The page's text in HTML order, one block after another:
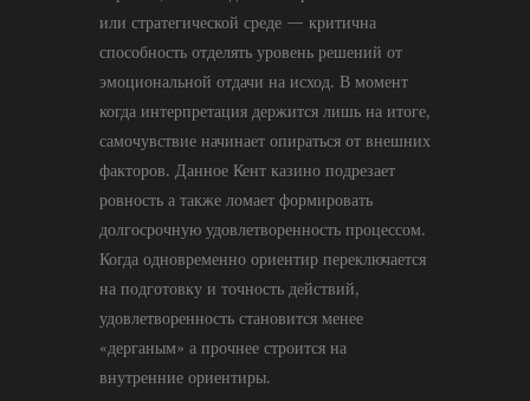
или стратегической среде — критична
способность отделять уровень решений от
эмоциональной отдачи на исход. В момент
когда интерпретация держится лишь на итоге,
самочувствие начинает опираться от внешних
факторов. Данное Кент казино подрезает
ровность а также ломает формировать
долгосрочную удовлетворенность процессом.
Когда одновременно ориентир переключается
на подготовку и точность действий,
удовлетворенность становится менее
«дерганым» а прочнее строится на
внутренние ориентиры.